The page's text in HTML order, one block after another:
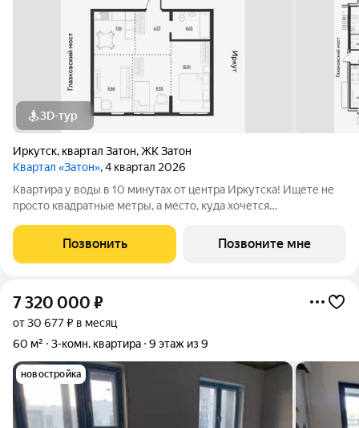
3D-тур
Иркутск, квартал Затон,ЖК Затон
Квартал «Затон», 4 квартал 2026
Квартира у воды в 10 минутах от центра Иркутска! Ищете не
просто квадратные метры, а место, куда хочется
уникальный жилой комплекс на первой береговой линии,
расположенный на живописном полуострове в
Позвонить Позвоните мне
7 320 000 ₽
от 30 677 ₽ в месяц
60 м²
3-комн. квартира 9 этаж из 9
новостройка